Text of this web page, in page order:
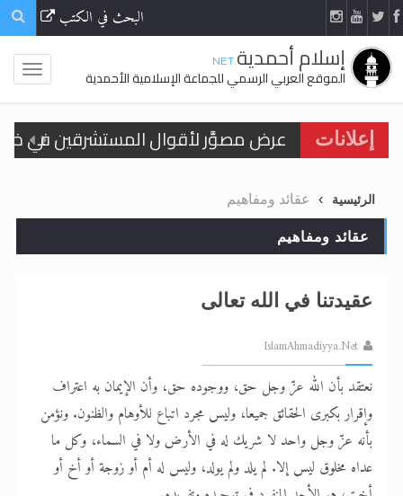
البحث في الكتب
إسلام أحمدية.NET
الموقع العربي الرسمي للجماعة الإسلامية الأحمدية
إعلانات
الحجّ.. دلالات، حِكم، وأهداف >> المزيد
اقرأ هذا المقال في أهمية عيد
الحجّ.. دلالات، حِكم، وأهداف >> المزيد
تعميم هامّ لأفراد الجماعة >> المزيد
اقرأ هذا الكتاب وتعرّف على حقيقة
الرئيسية عقائد ومفاهيم
عقائد ومفاهيم
عقيدتنا في الله تعالى
IslamAhmadiyya.Net
نعتقد بأن الله عزّ وجل حق، ووجوده حق، وأن الإيمان به اعتراف
وإقرار بكبرى الحقائق جميعا، وليس مجرد اتباع للأوهام والظنون. ونؤمن
بأنه عزّ وجل واحد لا شريك له في الأرض ولا في السماء، وكل ما
عداه مخلوق ليس إلا. لم يلد ولم يولد، وليس له أم أو زوجة أو أخ أو